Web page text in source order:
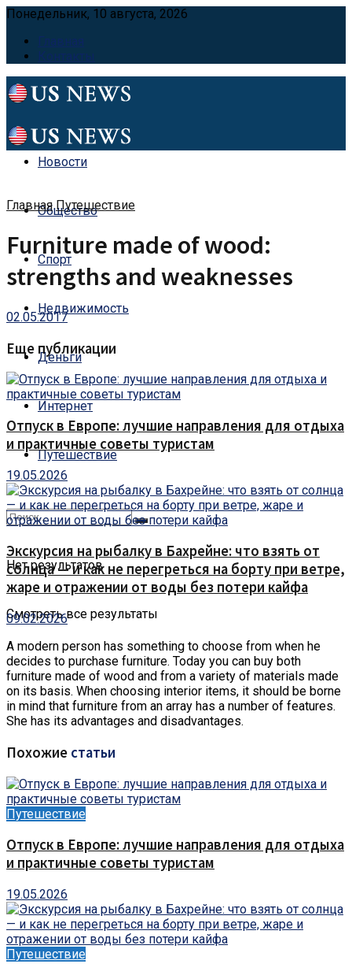
Понедельник, 10 августа, 2026
Главная
Контакты
Новости
Общество
Спорт
Недвижимость
Деньги
Интернет
Путешествие
Нет результатов
Смотреть все результаты
Главная Путешествие
Furniture made of wood:
strengths and weaknesses
02.05.2017
Еще публикации
Отпуск в Европе: лучшие направления для отдыха
и практичные советы туристам
19.05.2026
Экскурсия на рыбалку в Бахрейне: что взять от
солнца — и как не перегреться на борту при ветре,
жаре и отражении от воды без потери кайфа
09.02.2026
A modern person has something to choose from when he
decides to purchase furniture. Today you can buy both
furniture made of wood and from a variety of materials made
on its basis. When choosing interior items, it should be borne
in mind that furniture from an array has a number of features.
She has its advantages and disadvantages.
Похожие статьи
Путешествие
Отпуск в Европе: лучшие направления для отдыха
и практичные советы туристам
19.05.2026
Путешествие